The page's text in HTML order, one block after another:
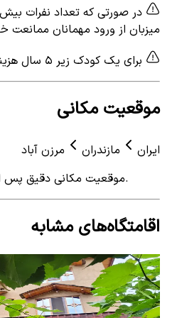
در صورتی که تعداد نفرات
میزبان از ورود مهمانان ممانعت
برای یک کودک زیر ۵ سال هزینه دریافت نمی‌شود.
موقعیت مکانی
ایران مازندران
مرزن آباد
موقعیت مکانی دقیق پس از رزرو نمایش داده می‌شود.
اقامتگاه‌های مشابه
View details for اجاره ویلا
مرزن آباد
اجاره ویلا جنگلی دوخواب در